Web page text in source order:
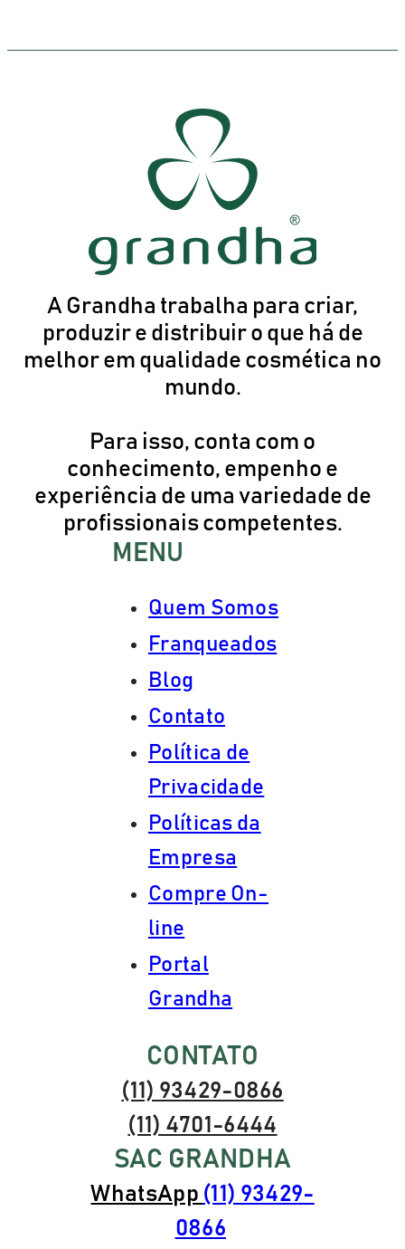
A Grandha trabalha para criar,
produzir e distribuir o que há de
melhor em qualidade cosmética no
mundo.
Para isso, conta com o
conhecimento, empenho e
experiência de uma variedade de
profissionais competentes.
MENU
Quem Somos
Franqueados
Blog
Contato
Política de
Privacidade
Políticas da
Empresa
Compre On-
line
Portal
Grandha
CONTATO
(11) 93429-0866
(11) 4701-6444
SAC GRANDHA
WhatsApp (11) 93429-
0866